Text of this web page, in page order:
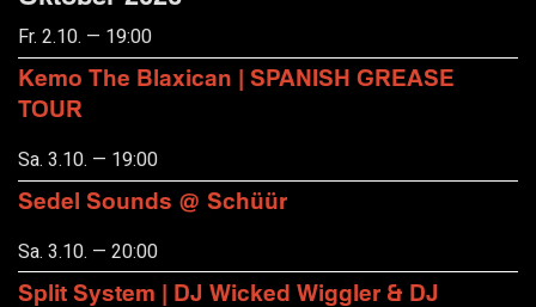
Fr. 2.10. — 19:00
Kemo The Blaxican | SPANISH GREASE
TOUR
Sa. 3.10. — 19:00
Sedel Sounds @ Schüür
Sa. 3.10. — 20:00
Split System | DJ Wicked Wiggler & DJ